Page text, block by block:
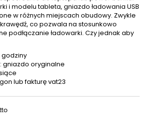
i modelu tableta, gniazdo ładowania USB
w różnych miejscach obudowy. Zwykle
co pozwala na stosunkowo
podłączanie ładowarki. Czy jednak aby
godziny
gniazdo oryginalne
lub fakturę vat23